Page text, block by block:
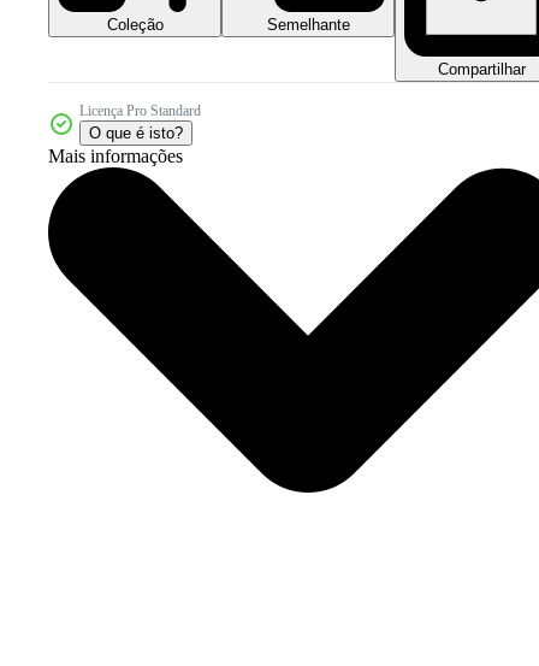
Coleção Semelhante
Compartilhar
Licença Pro Standard
O que é isto?
Mais informações